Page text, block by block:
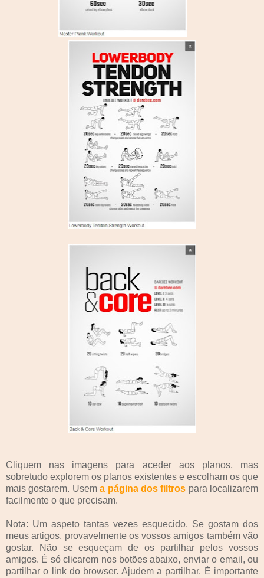
Cliquem nas imagens para aceder aos planos, mas
sobretudo explorem os planos existentes e escolham os que
mais gostarem. Usema página dos filtros para localizarem
facilmente o que precisam.
Nota: Um aspeto tantas vezes esquecido. Se gostam dos
meus artigos, provavelmente os vossos amigos também vão
gostar. Não se esqueçam de os partilhar pelos vossos
amigos. É só clicarem nos botões abaixo, enviar o email, ou
partilhar o link do browser. Ajudem a partilhar. É importante